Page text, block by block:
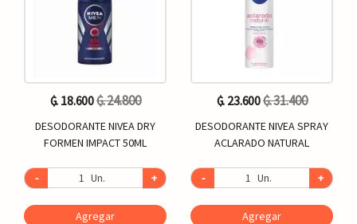
₲. 18.600₲. 24.800
DESODORANTE NIVEA DRY
FORMEN IMPACT 50ML
- Un. +
Agregar
₲. 23.600₲. 31.400
DESODORANTE NIVEA SPRAY
ACLARADO NATURAL
- Un. +
Agregar